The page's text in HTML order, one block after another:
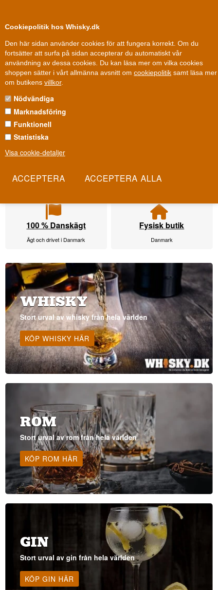
Cookiepolitik hos Whisky.dk
Den här sidan använder cookies för att fungera korrekt. Om du
fortsätter att surfa på sidan accepterar du automatiskt vår
användning av dessa cookies. Du kan läsa mer om vilka cookies
shoppen sätter i vårt allmänna avsnitt om cookiepolitik samt läsa mer
om butikens villkor.
Nödvändiga
Marknadsföring
Funktionell
Statistiska
Visa cookie-detaljer
100 % Danskägt
Ägt och drivet i Danmark
Fysisk butik
Danmark
WHISKY
Stort urval av whisky från hela världen
KÖP WHISKY HÄR
ROM
Stort urval av rom från hela världen
KÖP ROM HÄR
GIN
Stort urval av gin från hela världen
KÖP GIN HÄR